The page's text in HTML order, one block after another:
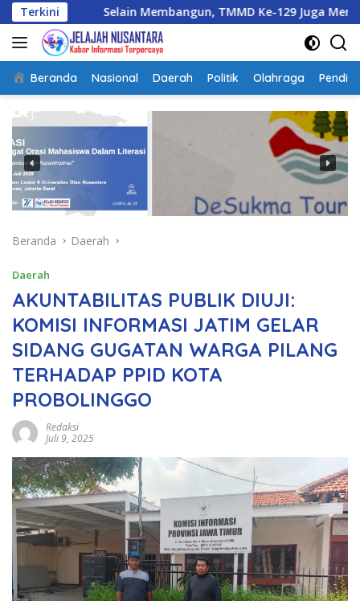
Langsung
ke
konten
Terkini
Selain Membangun, TMMD Ke-129 Juga Menanam
Beranda Nasional Daerah Politik Olahraga
Beranda Daerah
Daerah
AKUNTABILITAS PUBLIK DIUJI:
KOMISI INFORMASI JATIM GELAR
SIDANG GUGATAN WARGA PILANG
TERHADAP PPID KOTA
PROBOLINGGO
Redaksi
Juli 9, 2025